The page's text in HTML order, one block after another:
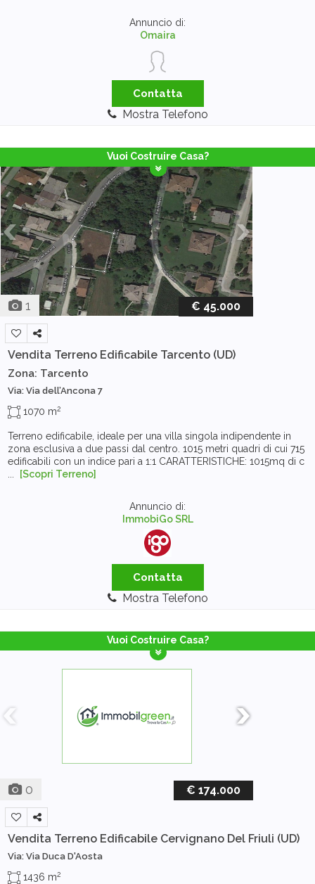
Annuncio di:
Omaira
Contatta
Mostra Telefono
Vuoi Costruire Casa?
1 € 45.000
Vendita Terreno Edificabile Tarcento (UD)
Zona: Tarcento
Via: Via dell’Ancona 7
1070 m2
Terreno edificabile, ideale per una villa singola indipendente in
zona esclusiva a due passi dal centro. 1015 metri quadri di cui 715
edificabili con un indice pari a 1:1 CARATTERISTICHE: 1015mq di c
[Scopri Terreno]
Annuncio di:
ImmobiGo SRL
Contatta
Mostra Telefono
Vuoi Costruire Casa?
0 € 174.000
Vendita Terreno Edificabile Cervignano Del Friuli (UD)
Via: Via Duca D'Aosta
1436 m2